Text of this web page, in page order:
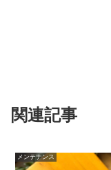
関連記事
メンテナンス